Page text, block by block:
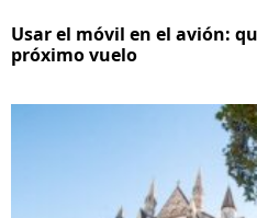
Usar el móvil en el avión:
próximo vuelo